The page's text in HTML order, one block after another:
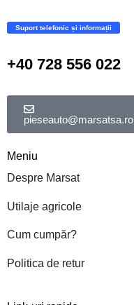
Suport telefonic și informații
+40 728 556 022
pieseauto@marsatsa.ro
Meniu
Despre Marsat
Utilaje agricole
Cum cumpăr?
Politica de retur